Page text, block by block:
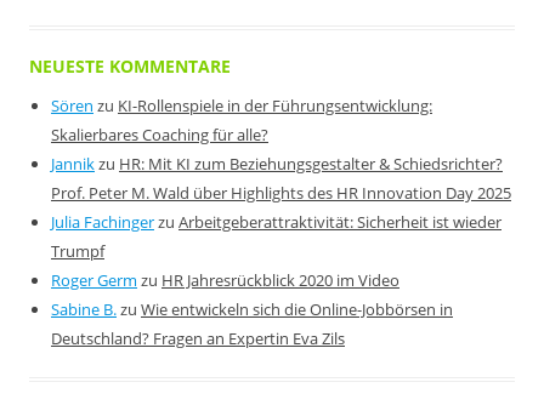
NEUESTE KOMMENTARE
Sören zu KI-Rollenspiele in der Führungsentwicklung:
Skalierbares Coaching für alle?
Jannikzu HR: Mit KI zum Beziehungsgestalter & Schiedsrichter?
Prof. Peter M. Wald über Highlights des HR Innovation Day 2025
Julia Fachingerzu Arbeitgeberattraktivität: Sicherheit ist wieder
Trumpf
Roger Germ zu HR Jahresrückblick 2020 im Video
Sabine B.zu Wie entwickeln sich die Online-Jobbörsen in
Deutschland? Fragen an Expertin Eva Zils